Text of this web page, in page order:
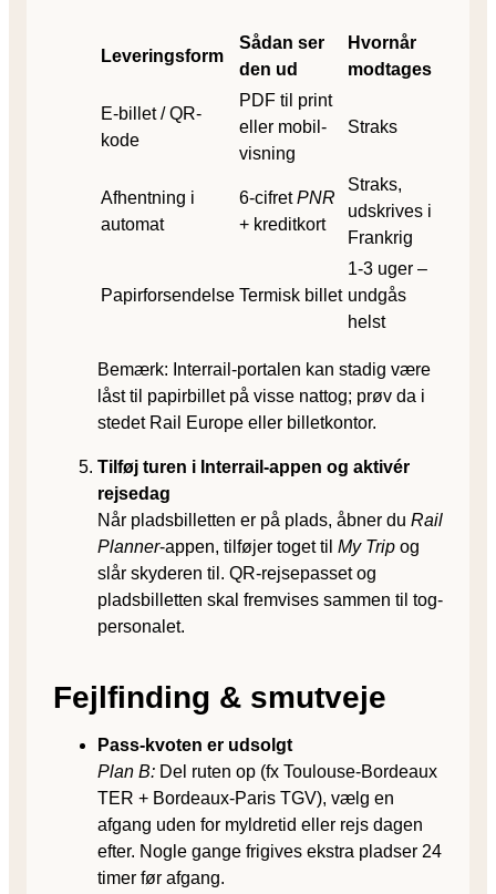
Leveringsform
Sådan ser
den ud
Hvornår
modtages
E-billet / QR-
kode
PDF til print
eller mobil-
visning
Straks
Afhentning i
automat
6-cifretPNR
+ kreditkort
Straks,
udskrives i
Frankrig
Papirforsendelse Termisk billet
1-3 uger –
undgås
helst
Bemærk: Interrail-portalen kan stadig være
låst til papirbillet på visse nat­tog; prøv da i
stedet Rail Europe eller billetkontor.
Tilføj turen i Interrail-appen og aktivér
rejsedag
Når pladsbilletten er på plads, åbner du Rail
Planner-appen, tilføjer toget til My Trip og
slår skyderen til. QR-rejse­passet og
pladsbilletten skal fremvises sammen til tog­
personalet.
Fejlfinding & smutveje
Pass-kvoten er udsolgt
Plan B: Del ruten op (fx Toulouse-Bordeaux
TER + Bordeaux-Paris TGV), vælg en
afgang uden for myldretid eller rejs dagen
efter. Nogle gange frigives ekstra pladser 24
timer før afgang.